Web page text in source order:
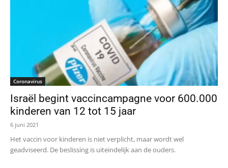
Coronavirus
Israël begint vaccincampagne voor 600.000
kinderen van 12 tot 15 jaar
6 juni 2021
Het vaccin voor kinderen is niet verplicht, maar wordt wel
geadviseerd. De beslissing is uiteindelijk aan de ouders.